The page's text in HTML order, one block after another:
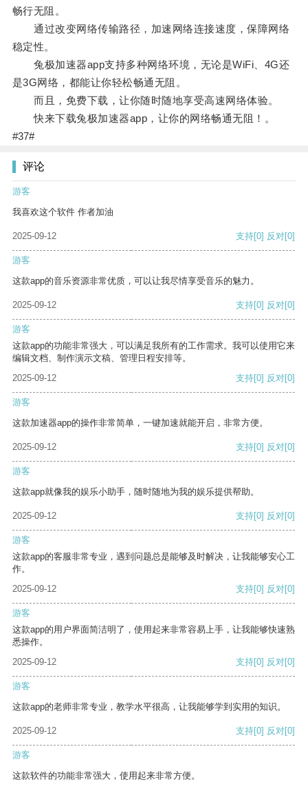
畅行无阻。
通过改变网络传输路径，加速网络连接速度，保障网络
稳定性。
兔极加速器app支持多种网络环境，无论是WiFi、4G还
是3G网络，都能让你轻松畅通无阻。
而且，免费下载，让你随时随地享受高速网络体验。
快来下载兔极加速器app，让你的网络畅通无阻！。
#37#
评论
游客
我喜欢这个软件 作者加油
2025-09-12 支持[0] 反对[0]
游客
这款app的音乐资源非常优质，可以让我尽情享受音乐的魅力。
2025-09-12 支持[0] 反对[0]
游客
这款app的功能非常强大，可以满足我所有的工作需求。我可以使用它来
编辑文档、制作演示文稿、管理日程安排等。
2025-09-12
支持[0] 反对[0]
游客
这款加速器app的操作非常简单，一键加速就能开启，非常方便。
2025-09-12 支持[0] 反对[0]
游客
这款app就像我的娱乐小助手，随时随地为我的娱乐提供帮助。
2025-09-12 支持[0] 反对[0]
游客
这款app的客服非常专业，遇到问题总是能够及时解决，让我能够安心工
作。
2025-09-12
支持[0] 反对[0]
游客
这款app的用户界面简洁明了，使用起来非常容易上手，让我能够快速熟
悉操作。
2025-09-12
支持[0] 反对[0]
游客
这款app的老师非常专业，教学水平很高，让我能够学到实用的知识。
2025-09-12 支持[0] 反对[0]
游客
这款软件的功能非常强大，使用起来非常方便。